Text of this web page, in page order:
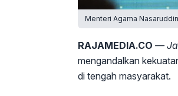
Menteri Agama
RAJAMEDIA.CO —
mengandalkan
di tengah masyarakat.